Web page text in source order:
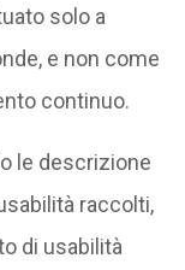
solo a
e non come
continuo.
le descrizione
raccolti,
di usabilità